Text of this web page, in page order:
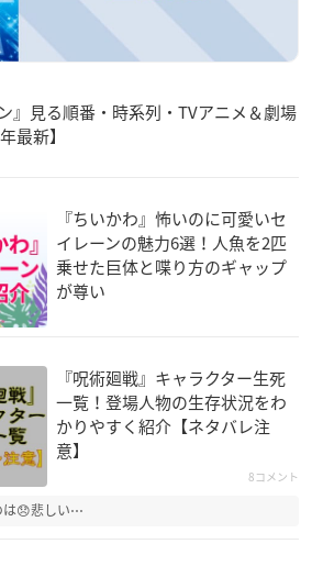
』見る順番・時系列・TVアニメ＆劇場
最新】
『ちいかわ』怖いのに可愛いセ
イレーンの魅力6選！人魚を2匹
乗せた巨体と喋り方のギャップ
が尊い
『呪術廻戦』キャラクター生死
一覧！登場人物の生存状況をわ
かりやすく紹介【ネタバレ注
意】
8コメント
は😞悲しい⋯